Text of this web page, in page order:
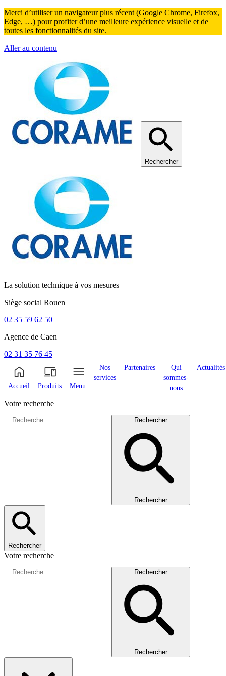
Merci d’utiliser un navigateur plus récent (Google Chrome, Firefox,
Edge, …) pour profiter d’une meilleure expérience visuelle et de
toutes les fonctionnalités du site.
Aller au contenu
Rechercher
La solution technique à vos mesures
Siège social Rouen
02 35 59 62 50
Agence de Caen
02 31 35 76 45
Accueil Produits Menu
Nos
services
Partenaires
Qui
sommes-
nous
Actualités
Votre recherche
Rechercher
Rechercher
Rechercher
Votre recherche
Rechercher
Rechercher